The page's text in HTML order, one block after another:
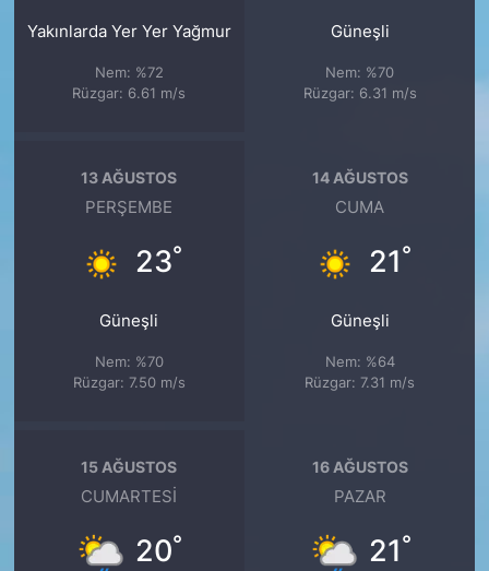
Yakınlarda Yer Yer Yağmur
Nem: %72
Rüzgar: 6.61 m/s
Güneşli
Nem: %70
Rüzgar: 6.31 m/s
13 AĞUSTOS
PERŞEMBE
23°
Güneşli
Nem: %70
Rüzgar: 7.50 m/s
14 AĞUSTOS
CUMA
21°
Güneşli
Nem: %64
Rüzgar: 7.31 m/s
15 AĞUSTOS
CUMARTESI
20°
16 AĞUSTOS
PAZAR
21°